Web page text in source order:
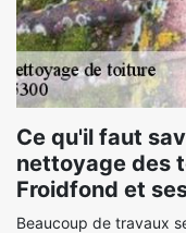
Ce qu'il faut
nettoyage des
Froidfond et
Beaucoup de travaux